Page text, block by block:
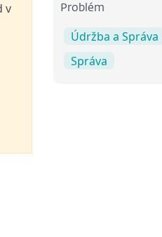
v
Problém
Údržba a Správa
Správa